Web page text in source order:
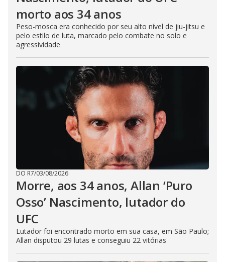
morto aos 34 anos
Peso-mosca era conhecido por seu alto nível de jiu-jitsu e
pelo estilo de luta, marcado pelo combate no solo e
agressividade
DO R7/03/08/2026
Morre, aos 34 anos, Allan ‘Puro
Osso’ Nascimento, lutador do
UFC
Lutador foi encontrado morto em sua casa, em São Paulo;
Allan disputou 29 lutas e conseguiu 22 vitórias